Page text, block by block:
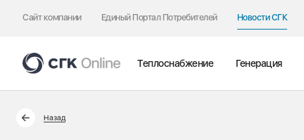
Сайт компании Единый Портал Потребителей Новости СГК
Теплоснабжение Генерация
Назад